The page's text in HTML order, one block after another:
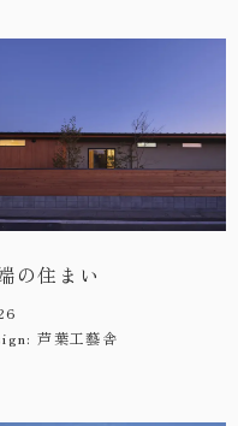
の住まい
芦葉工藝舎